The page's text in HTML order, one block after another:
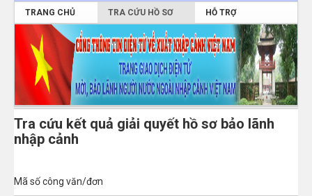
TRANG CHỦ TRA CỨU HỒ SƠ HỖ TRỢ
ĐĂNG NHẬP
Tra cứu kết quả giải quyết hồ sơ bảo lãnh
nhập cảnh
Mã số công văn/đơn